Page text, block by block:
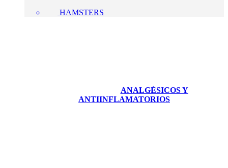
HAMSTERS
ANALGÉSICOS Y
ANTIINFLAMATORIOS